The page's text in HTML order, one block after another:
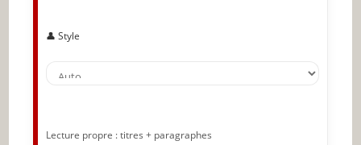
👤 Style
Lecture propre : titres + paragraphes